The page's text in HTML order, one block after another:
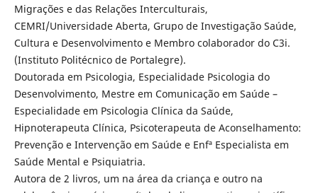
Migrações e das Relações Interculturais,
CEMRI/Universidade Aberta, Grupo de Investigação Saúde,
Cultura e Desenvolvimento e Membro colaborador do C3i.
(Instituto Politécnico de Portalegre).
Doutorada em Psicologia, Especialidade Psicologia do
Desenvolvimento, Mestre em Comunicação em Saúde –
Especialidade em Psicologia Clínica da Saúde,
Hipnoterapeuta Clínica, Psicoterapeuta de Aconselhamento:
Prevenção e Intervenção em Saúde e Enfª Especialista em
Saúde Mental e Psiquiatria.
Autora de 2 livros, um na área da criança e outro na